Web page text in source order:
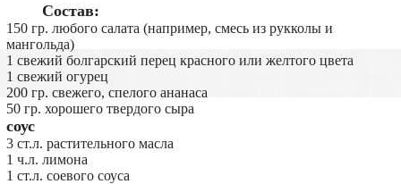
Состав:
150 гр. любого салата (например, смесь из рукколы и
мангольда)
1 свежий болгарский перец красного или желтого цвета
1 свежий огурец
200 гр. свежего, спелого ананаса
50 гр. хорошего твердого сыра
соус
3 ст.л. растительного масла
1 ч.л. лимона
1 ст.л. соевого соуса